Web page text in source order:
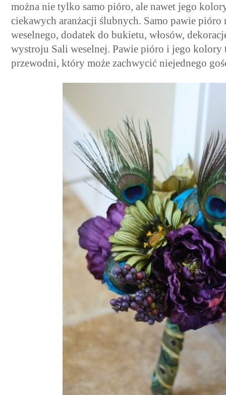
można nie tylko samo pióro, ale nawet jego
ciekawych aranżacji ślubnych. Samo pawie
weselnego, dodatek do bukietu, włosów,
wystroju Sali weselnej. Pawie pióro i jego kolory
przewodni, który może zachwycić niejednego